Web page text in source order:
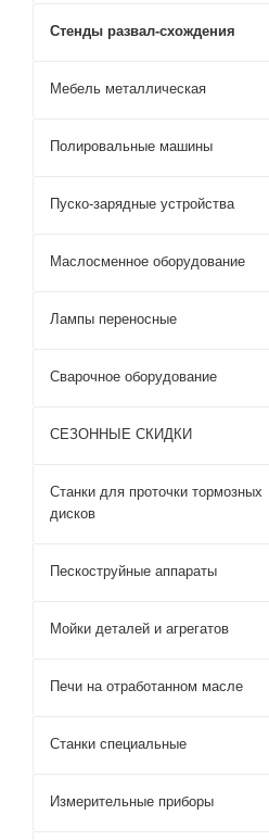
Стенды развал-схождения
Мебель металлическая
Полировальные машины
Пуско-зарядные устройства
Маслосменное оборудование
Лампы переносные
Сварочное оборудование
СЕЗОННЫЕ СКИДКИ
Станки для проточки тормозных
дисков
Пескоструйные аппараты
Мойки деталей и агрегатов
Печи на отработанном масле
Станки специальные
Измерительные приборы